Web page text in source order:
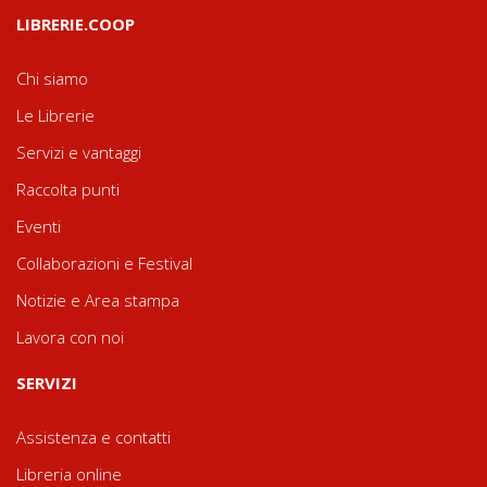
LIBRERIE.COOP
Chi siamo
Le Librerie
Servizi e vantaggi
Raccolta punti
Eventi
Collaborazioni e Festival
Notizie e Area stampa
Lavora con noi
SERVIZI
Assistenza e contatti
Libreria online